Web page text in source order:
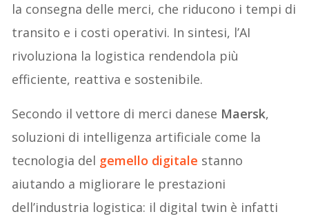
la consegna delle merci, che riducono i tempi di
transito e i costi operativi. In sintesi, l’AI
rivoluziona la logistica rendendola più
efficiente, reattiva e sostenibile.
Secondo il vettore di merci danese Maersk,
soluzioni di intelligenza artificiale come la
tecnologia del gemello digitale stanno
aiutando a migliorare le prestazioni
dell’industria logistica: il digital twin è infatti